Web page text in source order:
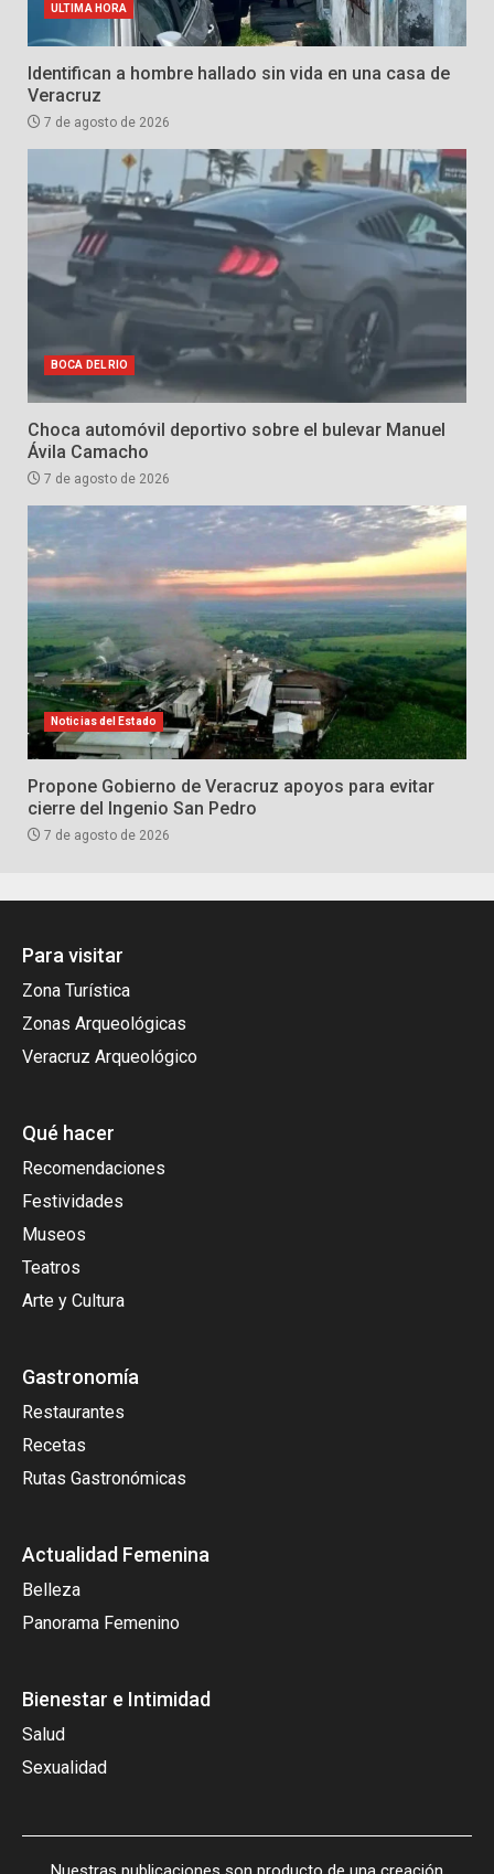
ULTIMA HORA
Identifican a hombre hallado sin vida en una casa de
Veracruz
7 de agosto de 2026
BOCA DEL RIO
Choca automóvil deportivo sobre el bulevar Manuel
Ávila Camacho
7 de agosto de 2026
Noticias del Estado
Propone Gobierno de Veracruz apoyos para evitar
cierre del Ingenio San Pedro
7 de agosto de 2026
Para visitar
Zona Turística
Zonas Arqueológicas
Veracruz Arqueológico
Qué hacer
Recomendaciones
Festividades
Museos
Teatros
Arte y Cultura
Gastronomía
Restaurantes
Recetas
Rutas Gastronómicas
Actualidad Femenina
Belleza
Panorama Femenino
Bienestar e Intimidad
Salud
Sexualidad